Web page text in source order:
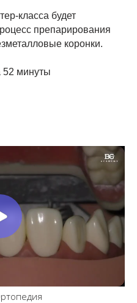
класса будет
препарирования
коронки.
52 минуты